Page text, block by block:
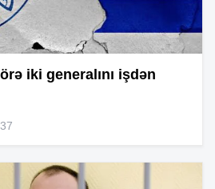
iki generalını işdən